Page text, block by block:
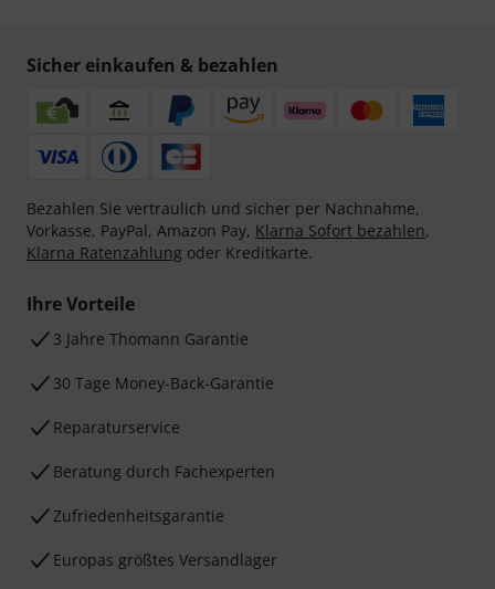
Sicher einkaufen & bezahlen
Bezahlen Sie vertraulich und sicher per Nachnahme,
Vorkasse, PayPal, Amazon Pay, Klarna Sofort bezahlen,
Klarna Ratenzahlung oder Kreditkarte.
Ihre Vorteile
3 Jahre Thomann Garantie
30 Tage Money-Back-Garantie
Reparaturservice
Beratung durch Fachexperten
Zufriedenheitsgarantie
Europas größtes Versandlager